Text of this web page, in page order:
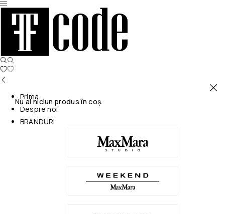
Nu ai niciun produs în coș.
Prima
Despre noi
BRANDURI